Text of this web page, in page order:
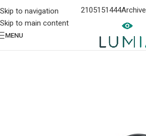
Skip to navigation
Skip to main content
2105151444Archive
MENU